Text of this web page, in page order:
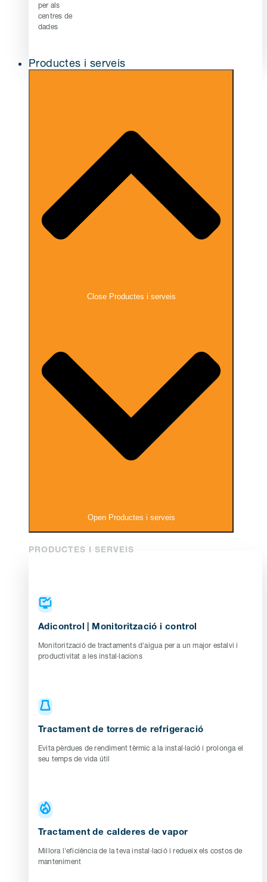
per als
centres de
dades
Productes i serveis
Close Productes i serveis
Open Productes i serveis
PRODUCTES I SERVEIS
Adicontrol | Monitorització i control
Monitorització de tractaments d'aigua per a un major estalvi i
productivitat a les instal·lacions
Tractament de torres de refrigeració
Evita pèrdues de rendiment tèrmic a la instal·lació i prolonga el
seu temps de vida útil
Tractament de calderes de vapor
Millora l'eficiència de la teva instal·lació i redueix els costos de
manteniment